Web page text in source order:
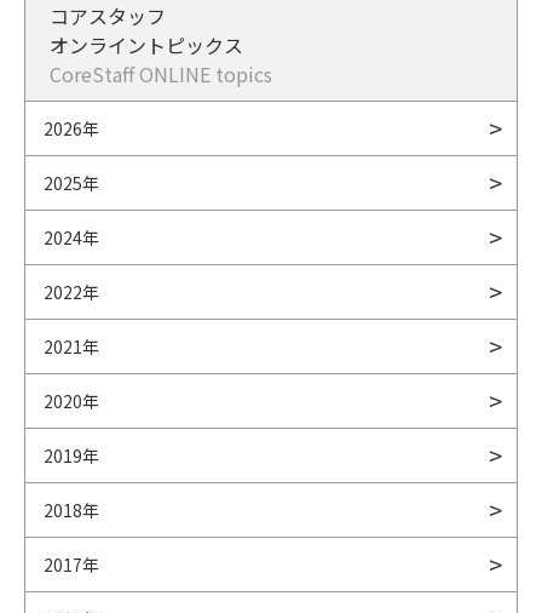
コアスタッフ
オンライントピックス
CoreStaff ONLINE topics
2026年
2025年
2024年
2022年
2021年
2020年
2019年
2018年
2017年